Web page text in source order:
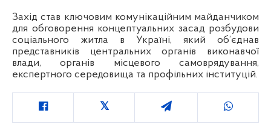
Захід став ключовим комунікаційним майданчиком
для обговорення концептуальних засад розбудови
соціального житла в Україні, який об’єднав
представників центральних органів виконавчої
влади, органів місцевого самоврядування,
експертного середовища та профільних інституцій.